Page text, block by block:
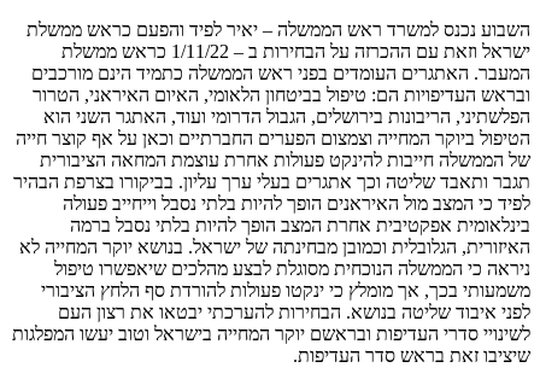
השבוע נכנס למשרד ראש הממשלה – יאיר לפיד והפעם כראש ממשלת
ישראל וזאת עם ההכרזה על הבחירות ב – 1/11/22 כראש ממשלת
המעבר. האתגרים העומדים בפני ראש הממשלה כתמיד הינם מורכבים
ובראש העדיפויות הם: טיפול בביטחון הלאומי, האיום האיראני, הטרור
הפלשתיני, הריבונות בירושלים, הגבול הדרומי ועוד, האתגר השני הוא
הטיפול ביוקר המחייה וצמצום הפערים החברתיים וכאן על אף קוצר חייה
של הממשלה חייבות להינקט פעולות אחרת עוצמת המחאה הציבורית
תגבר ותאבד שליטה וכך אתגרים בעלי ערך עליון. בביקורו בצרפת הבהיר
לפיד כי המצב מול האיראנים הופך להיות בלתי נסבל וייחייב פעולה
בינלאומית אפקטיבית אחרת המצב הופך להיות בלתי נסבל ברמה
האיזורית, הגלובלית וכמובן מבחינתה של ישראל. בנושא יוקר המחייה לא
ניראה כי הממשלה הנוכחית מסוגלת לבצע מהלכים שיאפשרו טיפול
משמעותי בכך, אך מומלץ כי ינקטו פעולות להורדת סף הלחץ הציבורי
לפני איבוד שליטה בנושא. הבחירות להערכתי יבטאו את רצון העם
לשינויי סדרי העדיפות ובראשם יוקר המחייה בישראל וטוב יעשו המפלגות
שיציבו זאת בראש סדר העדיפות.